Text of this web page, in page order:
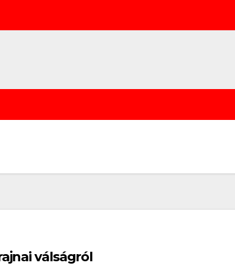
válságról